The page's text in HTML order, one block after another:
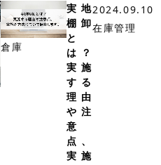
倉庫
実地
棚卸
と
は？
実施
する
理由
や注
意
点、
実施
2024.09.10
在庫管理